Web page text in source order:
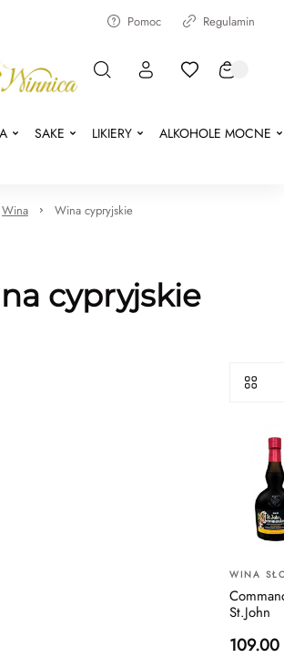
Pomoc Regulamin
SAKE LIKIERY ALKOHOLE MOCNE
Wina Wina cypryjskie
cypryjskie
WINA
St.John
109.00